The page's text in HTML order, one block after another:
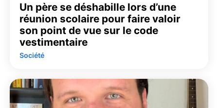
Un père se déshabille lors d’une
réunion scolaire pour faire valoir
son point de vue sur le code
vestimentaire
Société